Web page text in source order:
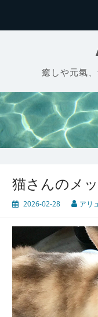
癒しや元氣
猫さんのメ
2026-02-28 アリ